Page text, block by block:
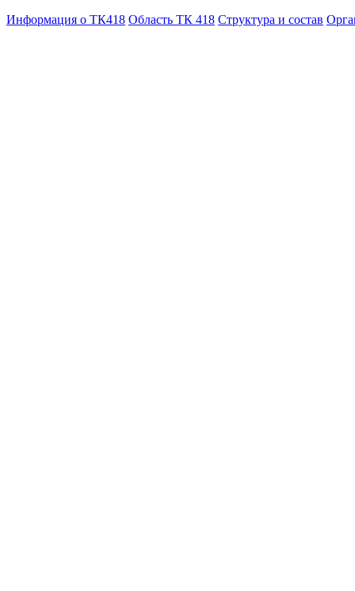
Информация о ТК418 Область ТК 418 Структура и состав